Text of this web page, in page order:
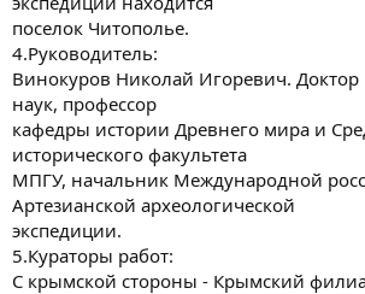
поселок Читополье.
4.Руководитель:
Винокуров Николай Игоревич. Доктор
наук, профессор
кафедры истории Древнего мира и
исторического факультета
МПГУ, начальник Международной
Артезианской археологической
экспедиции.
5.Кураторы работ:
С крымской стороны - Крымский